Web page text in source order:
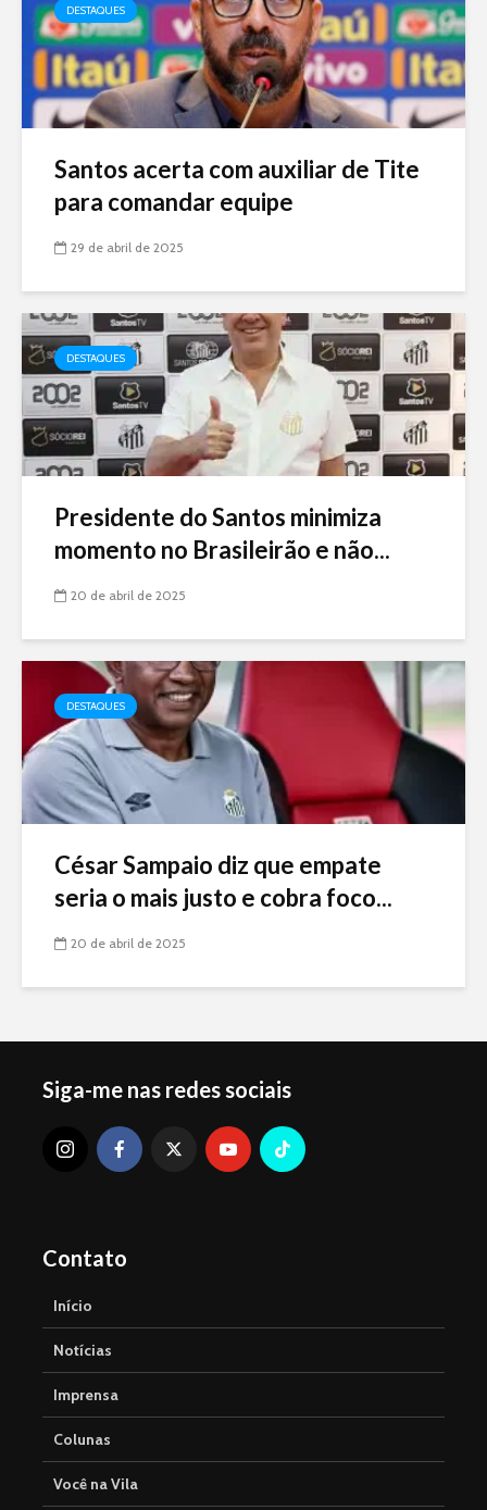
DESTAQUES
Santos acerta com auxiliar de Tite
para comandar equipe
29 de abril de 2025
DESTAQUES
Presidente do Santos minimiza
momento no Brasileirão e não...
20 de abril de 2025
DESTAQUES
César Sampaio diz que empate
seria o mais justo e cobra foco...
20 de abril de 2025
Siga-me nas redes sociais
Contato
Início
Notícias
Imprensa
Colunas
Você na Vila